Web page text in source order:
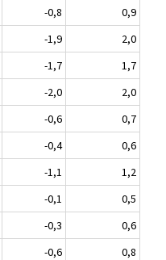
-0,8
0,9
-1,9
2,0
-1,7
1,7
-2,0
2,0
-0,6
0,7
-0,4
0,6
-1,1
1,2
-0,1
0,5
-0,3
0,6
-0,6
0,8